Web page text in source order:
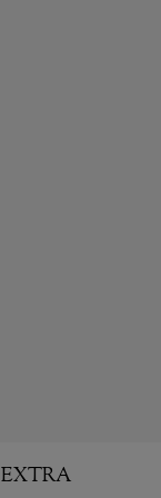
EXTRA